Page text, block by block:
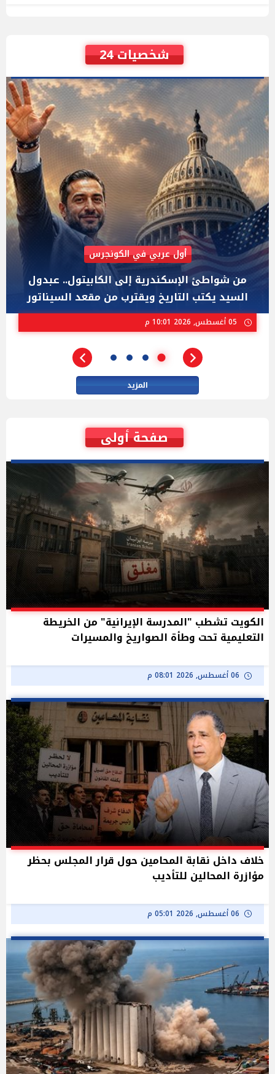
شخصيات 24
AIPAC رصدت 30 مليون دولار لإضعافه
"عبد الرحمن السيد" المصري الذى يواجه "هايلي
ستيفنز" وإيباك الاسرائيلية بإنتخابات ميشيجان
المزيد
صفحة أولى
الكويت تشطب "المدرسة الإيرانية" من الخريطة
التعليمية تحت وطأة الصواريخ والمسيرات
06 أغسطس, 2026 08:01 م
خلاف داخل نقابة المحامين حول قرار المجلس بحظر
مؤازرة المحالين للتأديب
06 أغسطس, 2026 05:01 م